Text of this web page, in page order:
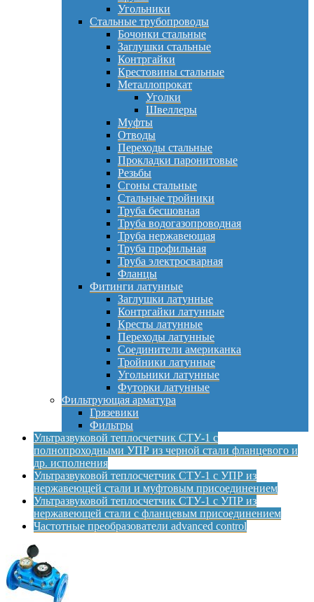
Угольники
Стальные трубопроводы
Бочонки стальные
Заглушки стальные
Контргайки
Крестовины стальные
Металлопрокат
Уголки
Швеллеры
Муфты
Отводы
Переходы стальные
Прокладки паронитовые
Резьбы
Сгоны стальные
Стальные тройники
Труба бесшовная
Труба водогазопроводная
Труба нержавеющая
Труба профильная
Труба электросварная
Фланцы
Фитинги латунные
Заглушки латунные
Контргайки латунные
Кресты латунные
Переходы латунные
Соединители американка
Тройники латунные
Угольники латунные
Футорки латунные
Фильтрующая арматура
Грязевики
Фильтры
Ультразвуковой теплосчетчик СТУ-1 с
полнопроходными УПР из черной стали фланцевого и
др. исполнения
Ультразвуковой теплосчетчик СТУ-1 с УПР из
нержавеющей стали и муфтовым присоединением
Ультразвуковой теплосчетчик СТУ-1 с УПР из
нержавеющей стали с фланцевым присоединением
Частотные преобразователи advanced control